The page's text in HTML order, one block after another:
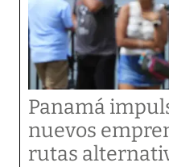
Panamá
nuevos
rutas